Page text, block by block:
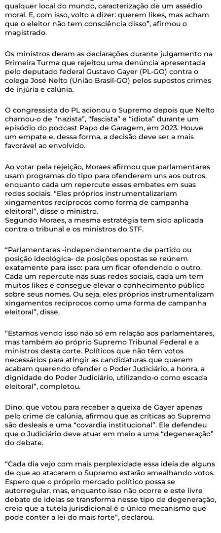
qualquer local do mundo, caracterização de um assédio
moral. E, com isso, volto a dizer: querem likes, mas acham
que o eleitor não tem consciência disso”, afirmou o
magistrado.
Os ministros deram as declarações durante julgamento na
Primeira Turma que rejeitou uma denúncia apresentada
pelo deputado federal Gustavo Gayer (PL-GO) contra o
colega José Nelto (União Brasil-GO) pelos supostos crimes
de injúria e calúnia.
O congressista do PL acionou o Supremo depois que Nelto
chamou-o de “nazista”, “fascista” e “idiota” durante um
episódio do podcast Papo de Garagem, em 2023. Houve
um empate e, dessa forma, a decisão deve ser a mais
favorável ao envolvido.
Ao votar pela rejeição, Moraes afirmou que parlamentares
usam programas do tipo para ofenderem uns aos outros,
enquanto cada um repercute esses embates em suas
redes sociais. “Eles próprios instrumentalizariam
xingamentos recíprocos como forma de campanha
eleitoral”, disse o ministro.
Segundo Moraes, a mesma estratégia tem sido aplicada
contra o tribunal e os ministros do STF.
“Parlamentares -independentemente de partido ou
posição ideológica- de posições opostas se reúnem
exatamente para isso: para um ficar ofendendo o outro.
Cada um repercute nas suas redes sociais, cada um tem
muitos likes e consegue elevar o conhecimento público
sobre seus nomes. Ou seja, eles próprios instrumentalizam
xingamentos recíprocos como uma forma de campanha
eleitoral”, disse.
“Estamos vendo isso não só em relação aos parlamentares,
mas também ao próprio Supremo Tribunal Federal e a
ministros desta corte. Políticos que não têm votos
necessários para atingir as candidaturas que querem
acabam querendo ofender o Poder Judiciário, a honra, a
dignidade do Poder Judiciário, utilizando-o como escada
eleitoral”, completou.
Dino, que votou para receber a queixa de Gayer apenas
pelo crime de calúnia, afirmou que as críticas ao Supremo
são desleais e uma “covardia institucional”. Ele defendeu
que o Judiciário deve atuar em meio a uma “degeneração”
do debate.
“Cada dia vejo com mais perplexidade essa ideia de alguns
de que ao atacarem o Supremo estarão amealhando votos.
Espero que o próprio mercado político possa se
autorregular, mas, enquanto isso não ocorre e este livre
debate de ideias se transforma nesse tipo de degeneração,
creio que a tutela jurisdicional é o único mecanismo que
pode conter a lei do mais forte”, declarou.